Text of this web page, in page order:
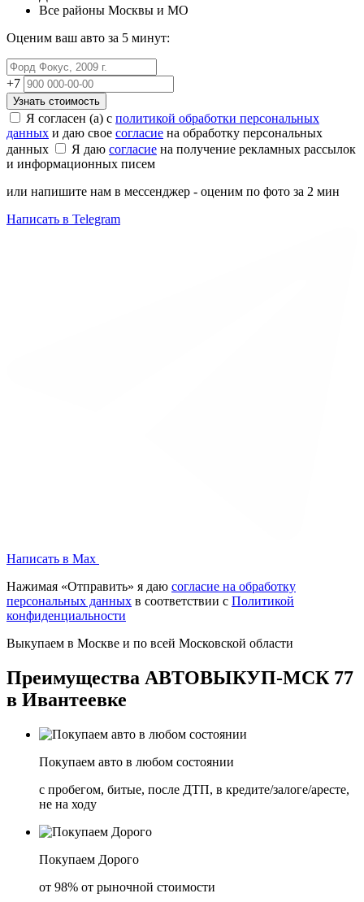
Все районы Москвы и МО
Оценим ваш авто за 5 минут:
+7
Узнать стоимость
Я согласен (а) с политикой обработки персональных
данных и даю свое согласие на обработку персональных
данных
Я даю согласие на получение рекламных рассылок
и информационных писем
или напишите нам в мессенджер - оценим по фото за 2 мин
Написать в Telegram
Написать в Max
Нажимая «Отправить» я даю согласие на обработку
персональных данных в соответствии с Политикой
конфиденциальности
Выкупаем в Москве и по всей Московской области
Преимущества АВТОВЫКУП-МСК 77
в Ивантеевке
Покупаем авто в любом состоянии
с пробегом, битые, после ДТП, в кредите/залоге/аресте,
не на ходу
Покупаем Дорого
от 98% от рыночной стоимости